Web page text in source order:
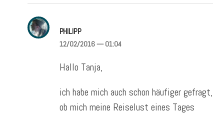
PHILIPP
12/02/2016— 01:04
Hallo Tanja,
ich habe mich auch schon häufiger gefragt,
ob mich meine Reiselust eines Tages